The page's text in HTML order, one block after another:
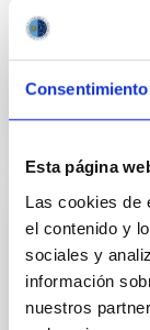
Consentimiento
Esta página
Las cookies de
el contenido y
sociales y
información
nuestros
NOTA DE
Las
predicen
universo